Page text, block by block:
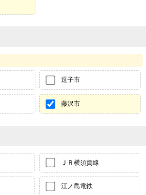
逗子市
藤沢市
ＪＲ横須賀線
江ノ島電鉄